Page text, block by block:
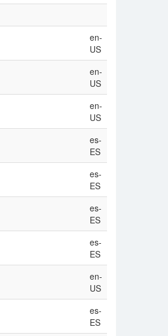
en-
US
en-
US
en-
US
es-
ES
es-
ES
es-
ES
es-
ES
en-
US
es-
ES